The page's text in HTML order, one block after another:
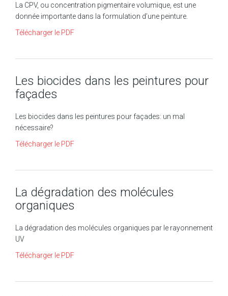
La CPV, ou concentration pigmentaire volumique, est une
donnée importante dans la formulation d’une peinture.
Télécharger le PDF
Les biocides dans les peintures pour
façades
Les biocides dans les peintures pour façades: un mal
nécessaire?
Télécharger le PDF
La dégradation des molécules
organiques
La dégradation des molécules organiques par le rayonnement
UV
Télécharger le PDF